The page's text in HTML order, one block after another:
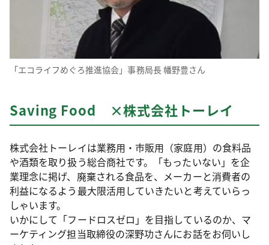
「エコライフめぐろ推進協会」事務局長 幡野豊さん
Saving Food ×株式会社トーレイ
株式会社トーレイは業務用・市販用（家庭用）の食料品
や酒類を取り扱う総合商社です。「もったいない」を企
業理念に掲げ、廃棄される食品を、メーカーと消費者の
利益になるよう最大限活用していきたいと考えていらっ
しゃいます。
いかにして「フードロスゼロ」を目指しているのか、マ
ーケティング担当取締役の深野功さんにお話をお伺いし